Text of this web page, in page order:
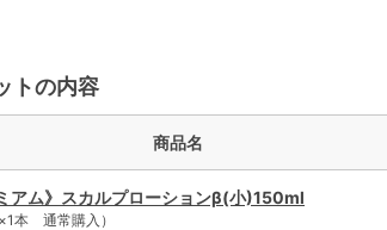
トの内容
商品名
アム》スカルプローションβ(小)150ml
本 通常購入）